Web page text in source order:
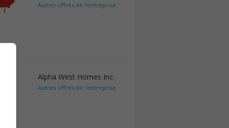
Autres offres de l'entreprise
Alpha West Homes Inc.
Autres offres de l'entreprise